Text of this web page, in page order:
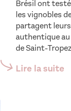
Brésil ont
les vignobles
partagent
authentique
de Saint-
Lire la suite